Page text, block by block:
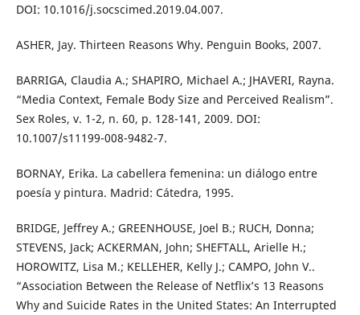
DOI: 10.1016/j.socscimed.2019.04.007.
ASHER, Jay. Thirteen Reasons Why. Penguin Books, 2007.
BARRIGA, Claudia A.; SHAPIRO, Michael A.; JHAVERI, Rayna.
“Media Context, Female Body Size and Perceived Realism”.
Sex Roles, v. 1-2, n. 60, p. 128-141, 2009. DOI:
10.1007/s11199-008-9482-7.
BORNAY, Erika. La cabellera femenina: un diálogo entre
poesía y pintura. Madrid: Cátedra, 1995.
BRIDGE, Jeffrey A.; GREENHOUSE, Joel B.; RUCH, Donna;
STEVENS, Jack; ACKERMAN, John; SHEFTALL, Arielle H.;
HOROWITZ, Lisa M.; KELLEHER, Kelly J.; CAMPO, John V..
“Association Between the Release of Netflix’s 13 Reasons
Why and Suicide Rates in the United States: An Interrupted